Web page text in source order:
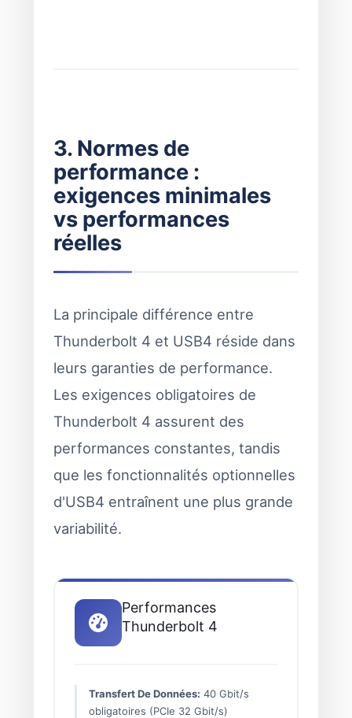
3. Normes de
performance :
exigences minimales
vs performances
réelles
La principale différence entre
Thunderbolt 4 et USB4 réside dans
leurs garanties de performance.
Les exigences obligatoires de
Thunderbolt 4 assurent des
performances constantes, tandis
que les fonctionnalités optionnelles
d'USB4 entraînent une plus grande
variabilité.
Performances
Thunderbolt 4
Transfert De Données: 40 Gbit/s
obligatoires (PCIe 32 Gbit/s)